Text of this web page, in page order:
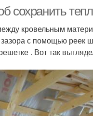
сохранить
кровельным
с помощью реек
. Вот так